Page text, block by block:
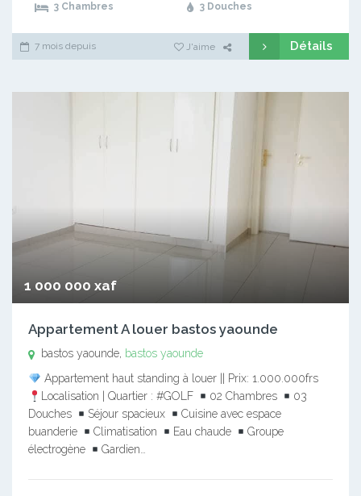
3 Chambres 3 Douches
7 mois depuis J'aime Détails
1 000 000 xaf
Appartement A louer bastos yaounde
bastos yaounde, bastos yaounde
Appartement haut standing à louer || Prix: 1.000.000frs
Localisation | Quartier : #GOLF
02 Chambres
03
Douches
Séjour spacieux
Cuisine avec espace
buanderie
Climatisation Eau chaude
Groupe
électrogène
Gardien…